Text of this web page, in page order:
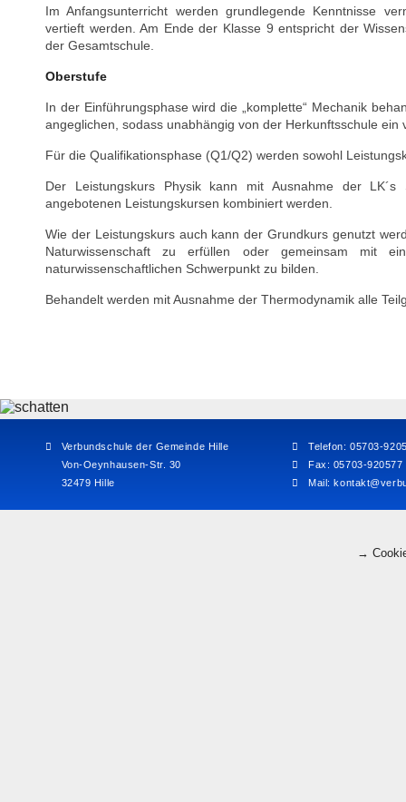
Im Anfangsunterricht werden grundlegende Kenntnisse
vertieft werden. Am Ende der Klasse 9 entspricht der
der Gesamtschule.
Oberstufe
In der Einführungsphase wird die „komplette“ Mechanik
angeglichen, sodass unabhängig von der Herkunftsschule ein
Für die Qualifikationsphase (Q1/Q2) werden sowohl
Der Leistungskurs Physik kann mit Ausnahme der
angebotenen Leistungskursen kombiniert werden.
Wie der Leistungskurs auch kann der Grundkurs genutzt
Naturwissenschaft zu erfüllen oder gemeinsam mit
naturwissenschaftlichen Schwerpunkt zu bilden.
Behandelt werden mit Ausnahme der Thermodynamik alle
Verbundschule der Gemeinde Hille
Von-Oeynhausen-Str. 30
32479 Hille
Telefon: 05703-
Fax: 05703-920577
Mail:
→